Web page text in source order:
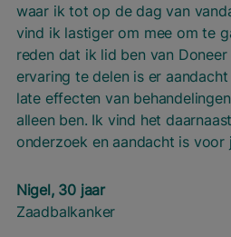
waar ik tot op de dag van
vind ik lastiger om mee om te
reden dat ik lid ben van
ervaring te delen is er
late effecten van
alleen ben. Ik vind het
onderzoek en aandacht is voor
Nigel, 30 jaar
Zaadbalkanker